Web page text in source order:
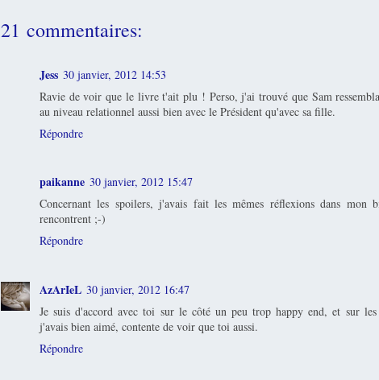
21 commentaires:
Jess 30 janvier, 2012 14:53
Ravie de voir que le livre t'ait plu ! Perso, j'ai trouvé que Sam
au niveau relationnel aussi bien avec le Président qu'avec sa fille.
Répondre
paikanne 30 janvier, 2012 15:47
Concernant les spoilers, j'avais fait les mêmes réflexions dans mon
rencontrent ;-)
Répondre
AzArIeL 30 janvier, 2012 16:47
Je suis d'accord avec toi sur le côté un peu trop happy end, et sur les
j'avais bien aimé, contente de voir que toi aussi.
Répondre